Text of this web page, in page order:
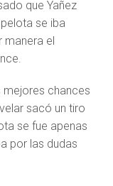
que Yañez
se iba
el
mejores chances
sacó un tiro
se fue apenas
por las dudas